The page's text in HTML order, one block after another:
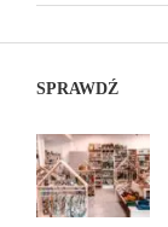
SPRAWDŹ